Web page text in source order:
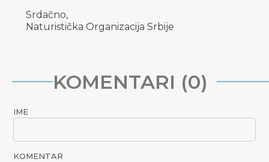
Srdačno,
Naturistička Organizacija Srbije
KOMENTARI (0)
IME
KOMENTAR